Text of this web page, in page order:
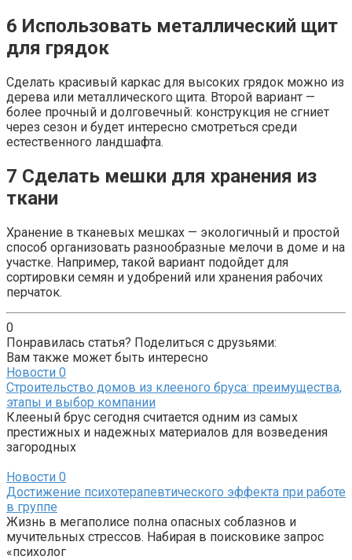
6 Использовать металлический щит
для грядок
Сделать красивый каркас для высоких грядок можно из
дерева или металлического щита. Второй вариант —
более прочный и долговечный: конструкция не сгниет
через сезон и будет интересно смотреться среди
естественного ландшафта.
7 Сделать мешки для хранения из
ткани
Хранение в тканевых мешках — экологичный и простой
способ организовать разнообразные мелочи в доме и на
участке. Например, такой вариант подойдет для
сортировки семян и удобрений или хранения рабочих
перчаток.
0
Понравилась статья? Поделиться с друзьями:
Вам также может быть интересно
Новости 0
Строительство домов из клееного бруса: преимущества,
этапы и выбор компании
Клееный брус сегодня считается одним из самых
престижных и надежных материалов для возведения
загородных
Новости 0
Достижение психотерапевтического эффекта при работе
в группе
Жизнь в мегаполисе полна опасных соблазнов и
мучительных стрессов. Набирая в поисковике запрос
«психолог